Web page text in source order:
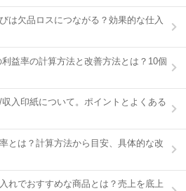
は欠品ロスにつながる？効果的な仕入
益率の計算方法と改善方法とは？10個
入印紙について。ポイントとよくある
とは？計算方法から目安、具体的な改
れでおすすめな商品とは？売上を底上